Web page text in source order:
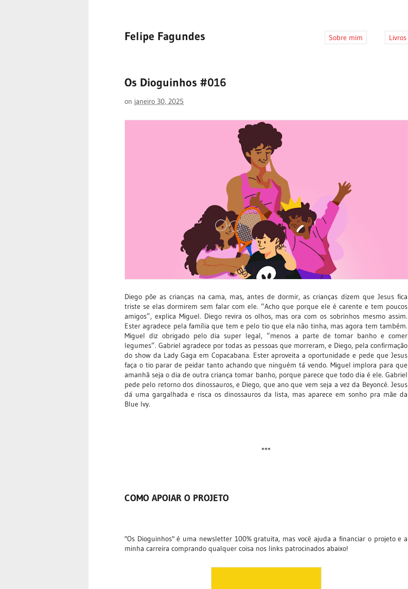
Felipe Fagundes Sobre mim Livros
Os Dioguinhos #016
on janeiro 30, 2025
Diego põe as crianças na cama, mas, antes de dormir, as crianças dizem que Jesus fica
triste se elas dormirem sem falar com ele. “Acho que porque ele é carente e tem poucos
amigos”, explica Miguel. Diego revira os olhos, mas ora com os sobrinhos mesmo assim.
Ester agradece pela família que tem e pelo tio que ela não tinha, mas agora tem também.
Miguel diz obrigado pelo dia super legal, “menos a parte de tomar banho e comer
legumes”. Gabriel agradece por todas as pessoas que morreram, e Diego, pela confirmação
do show da Lady Gaga em Copacabana. Ester aproveita a oportunidade e pede que Jesus
faça o tio parar de peidar tanto achando que ninguém tá vendo. Miguel implora para que
amanhã seja o dia de outra criança tomar banho, porque parece que todo dia é ele. Gabriel
pede pelo retorno dos dinossauros, e Diego, que ano que vem seja a vez da Beyoncé. Jesus
dá uma gargalhada e risca os dinossauros da lista, mas aparece em sonho pra mãe da
Blue Ivy.
***
COMO APOIAR O PROJETO
"Os Dioguinhos" é uma newsletter 100% gratuita, mas você ajuda a financiar o projeto e a
minha carreira comprando qualquer coisa nos links patrocinados abaixo!